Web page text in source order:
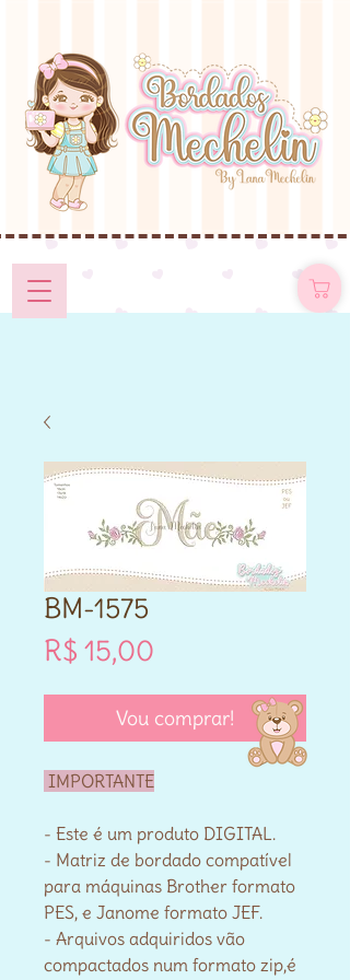
BM-1575
R$ 15,00
Vou comprar!
IMPORTANTE
- Este é um produto DIGITAL.
- Matriz de bordado compatível
para máquinas Brother formato
PES, e Janome formato JEF.
- Arquivos adquiridos vão
compactados num formato zip,é